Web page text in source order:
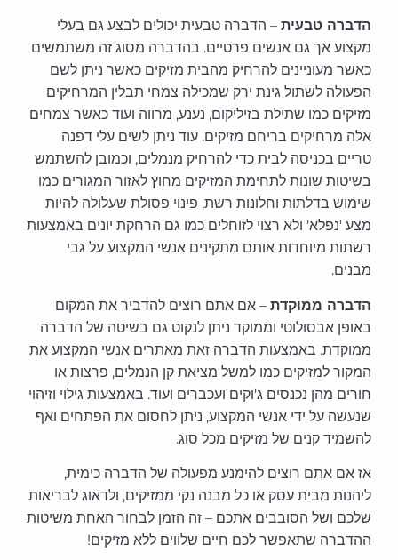
הדברה טבעית– הדברה טבעית יכולים לבצע גם בעלי
מקצוע אך גם אנשים פרטיים. בהדברה מסוג זה משתמשים
כאשר מעוניינים להרחיק מהבית מזיקים כאשר ניתן לשם
הפעולה לשתול גינת ירק שמכילה צמחי תבלין המרחיקים
מזיקים כמו שתילת בזיליקום, נענע, מרווה ועוד כאשר צמחים
אלה מרחיקים בריחם מזיקים. עוד ניתן לשים עלי דפנה
טריים בכניסה לבית כדי להרחיק מנמלים, וכמובן להשתמש
בשיטות שונות לתחימת המזיקים מחוץ לאזור המגורים כמו
שימוש בדלתות וחלונות רשת, פינוי פסולת שעלולה להיות
מצע 'נפלא' ולא רצוי לזוחלים כמו גם הרחקת יונים באמצעות
רשתות מיוחדות אותם מתקינים אנשי המקצוע על גבי
מבנים.
הדברה ממוקדת– אם אתם רוצים להדביר את המקום
באופן אבסולוטי וממוקד ניתן לנקוט גם בשיטה של הדברה
ממוקדת. באמצעות הדברה זאת מאתרים אנשי המקצוע את
המקור למזיקים כמו למשל מציאת קן הנמלים, פרצות או
חורים מהן נכנסים ג'וקים ועכברים ועוד. באמצעות גילוי וזיהוי
שנעשה על ידי אנשי המקצוע, ניתן לחסום את הפתחים ואף
להשמיד קנים של מזיקים מכל סוג.
אז אם אתם רוצים להימנע מפעולה של הדברה כימית,
ליהנות מבית עסק או כל מבנה נקי ממזיקים, ולדאוג לבריאות
שלכם ושל הסובבים אתכם – זה הזמן לבחור האחת משיטות
ההדברה שתאפשר לכם חיים שלווים ללא מזיקים!